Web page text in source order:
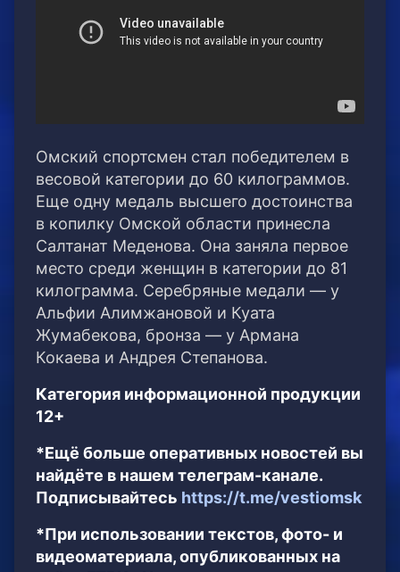
Омский спортсмен стал победителем в
весовой категории до 60 килограммов.
Еще одну медаль высшего достоинства
в копилку Омской области принесла
Салтанат Меденова. Она заняла первое
место среди женщин в категории до 81
килограмма. Серебряные медали — у
Альфии Алимжановой и Куата
Жумабекова, бронза — у Армана
Кокаева и Андрея Степанова.
Категория информационной продукции
12+
*Ещё больше оперативных новостей вы
найдёте в нашем телеграм-канале.
Подписывайтесь https://t.me/vestiomsk
*При использовании текстов, фото- и
видеоматериала, опубликованных на